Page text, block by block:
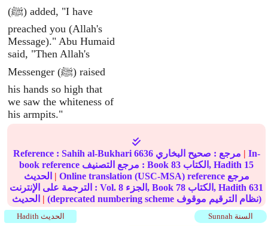
(ﷺ) added, "I have
preached you (Allah's
Message)." Abu Humaid
said, "Then Allah's
Messenger (ﷺ) raised
his hands so high that
we saw the whiteness of
his armpits."
Reference : Sahih al-Bukhari 6636 مرجع : صحيح البخاري | In-
book reference مرجع التصنيف : Book83 الكتاب, Hadith 15
| Online translation (USC-MSA) reference مرجع
الترجمة على الإنترنت : Vol.8 الجزء, Book 78 الكتاب, Hadith631
| (deprecated numbering scheme نظام الترقيم موقوف)
Sunnah السنة Hadith الحديث